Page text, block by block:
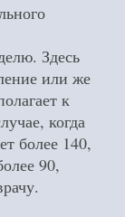
Здесь
или же
к
когда
более 140,
90,